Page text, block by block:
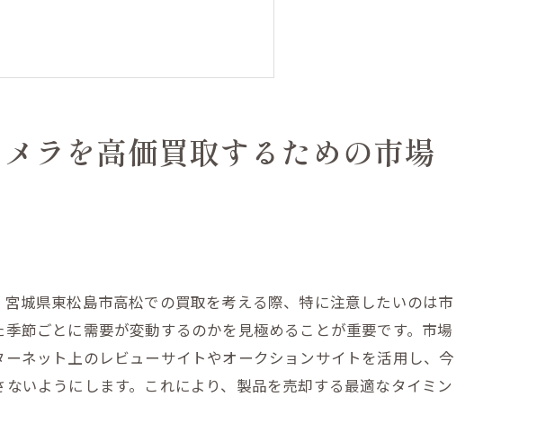
ミングの見極め方
ラを高価買取するための市場
城県東松島市高松での買取を考える際、特に注意したいのは市
節ごとに需要が変動するのかを見極めることが重要です。市場
ネット上のレビューサイトやオークションサイトを活用し、今
いようにします。これにより、製品を売却する最適なタイミン